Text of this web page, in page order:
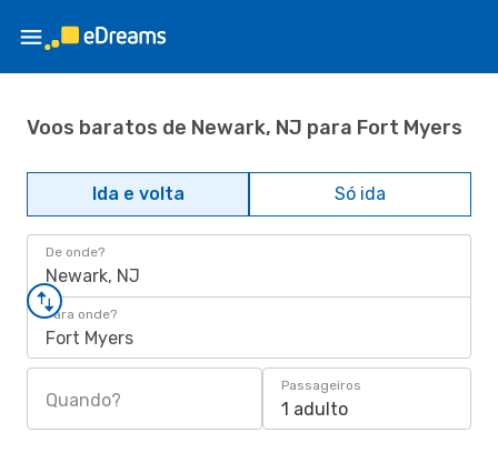
Voos baratos de Newark, NJ para Fort Myers
Ida e volta Só ida
De onde?
Newark, NJ
Para onde?
Fort Myers
Quando?
Passageiros
1 adulto